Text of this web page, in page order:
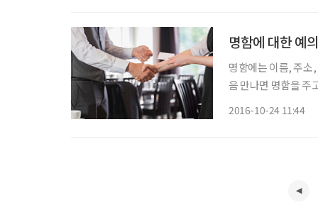
명함에 대한 예의
명함에는 이름, 주소
음 만나면 명함을 주
2016-10-24 11:44